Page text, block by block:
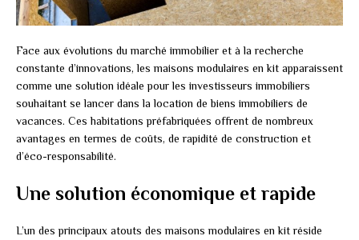
Face aux évolutions du marché immobilier et à la recherche
constante d’innovations, les maisons modulaires en kit apparaissent
comme une solution idéale pour les investisseurs immobiliers
souhaitant se lancer dans la location de biens immobiliers de
vacances. Ces habitations préfabriquées offrent de nombreux
avantages en termes de coûts, de rapidité de construction et
d’éco-responsabilité.
Une solution économique et rapide
L’un des principaux atouts des maisons modulaires en kit réside